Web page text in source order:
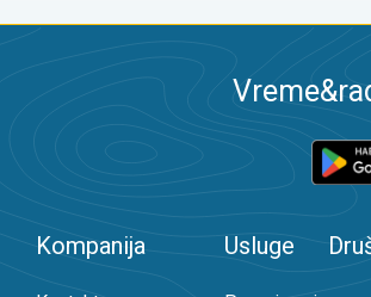
Kompanija Usluge